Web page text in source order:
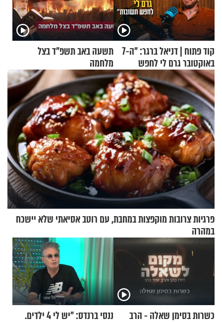
קוד פתוח | דניאל ברגר: "ה-7
באוקטובר גרם לי לחפש
תשובות"
תשעה באב תשפ"ד בצל
מלחמה
פרגיות צרובות מוקפצות במחבת, עם רוטב אסיאתי שלא יישכח
במהרה
כשרות בסימן שאלה - הרב
ננסי ברנדס: "יש לי 4 ילדים.